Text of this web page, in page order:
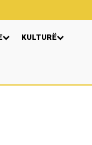
KULTURË
NË ITALI